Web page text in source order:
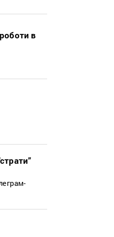
в